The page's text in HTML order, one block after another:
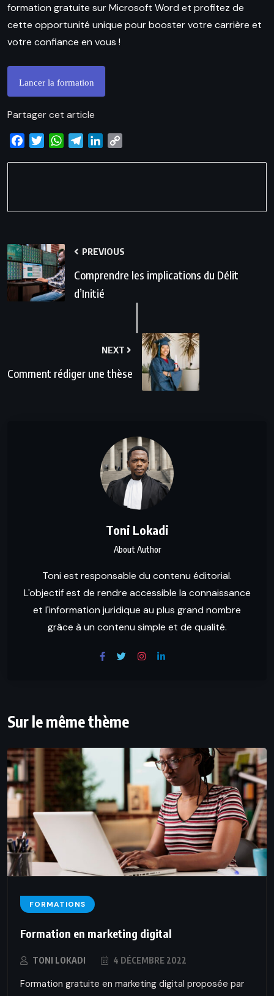
formation gratuite sur Microsoft Word et profitez de
cette opportunité unique pour booster votre carrière et
votre confiance en vous !
Lancer la formation
Partager cet article
FacebookTwitterWhatsApp
TelegramLinkedIn
PREVIOUS
Comprendre les implications du Délit
d’Initié
NEXT
Comment rédiger une thèse
Toni Lokadi
About Author
Toni est responsable du contenu éditorial.
L'objectif est de rendre accessible la connaissance
et l'information juridique au plus grand nombre
grâce à un contenu simple et de qualité.
Sur le même thème
FORMATIONS
Formation en marketing digital
TONI LOKADI 4 DÉCEMBRE 2022
Formation gratuite en marketing digital proposée par